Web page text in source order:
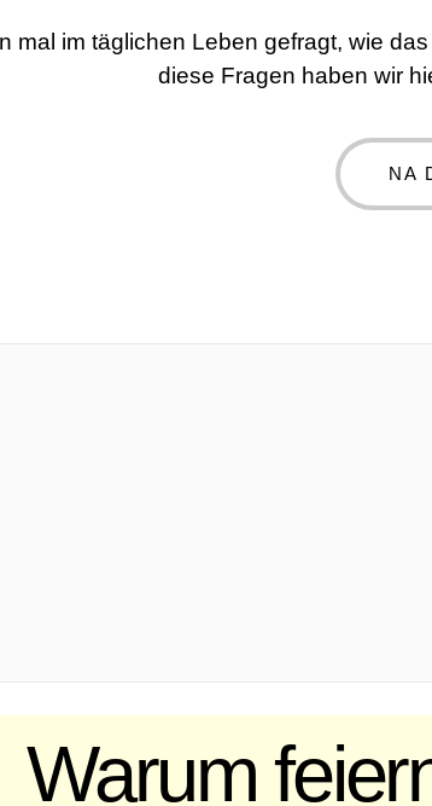
mal im täglichen Leben gefragt, wie
diese Fragen haben wir
NA
Warum